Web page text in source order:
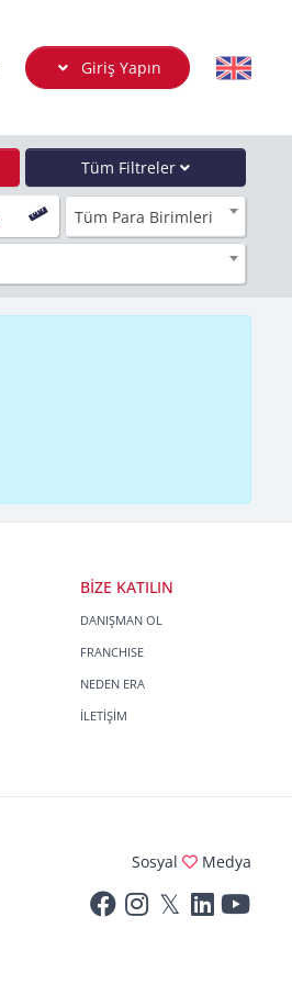
Giriş Yapın
Tüm Filtreler
Tüm Para Birimleri
BİZE KATILIN
DANIŞMAN OL
FRANCHISE
NEDEN ERA
İLETİŞİM
Sosyal Medya